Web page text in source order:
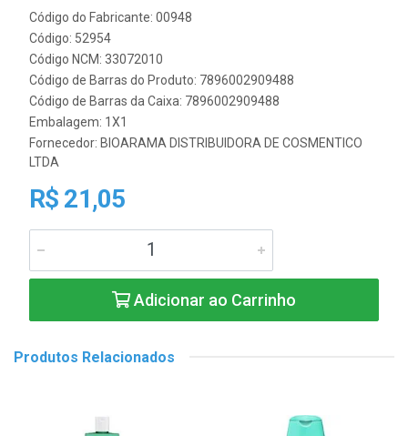
Código do Fabricante: 00948
Código: 52954
Código NCM: 33072010
Código de Barras do Produto: 7896002909488
Código de Barras da Caixa: 7896002909488
Embalagem: 1X1
Fornecedor: BIOARAMA DISTRIBUIDORA DE COSMENTICO
LTDA
R$ 21,05
Adicionar ao Carrinho
Produtos Relacionados